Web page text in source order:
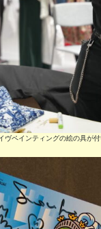
ペインティングの絵の具が付